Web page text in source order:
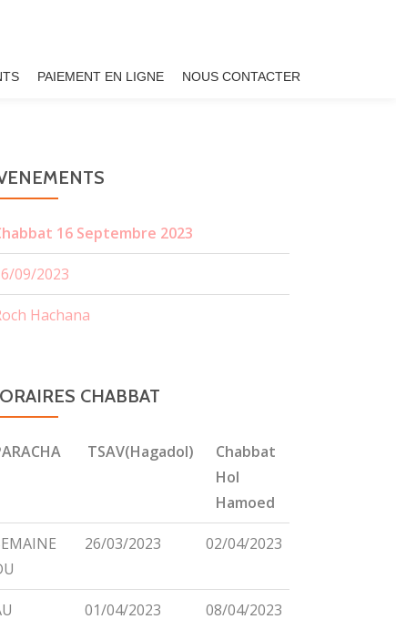
PAIEMENT EN LIGNE NOUS CONTACTER
16 Septembre 2023
09/2023
Hachana
CHABBAT
TSAV(Hagadol)
Chabbat
Hol
Hamoed
TSAV(Hagadol)
Chabbat
Hamoed
26/03/2023 02/04/2023
01/04/2023 08/04/2023